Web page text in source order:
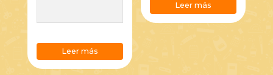
Leer más
Leer más